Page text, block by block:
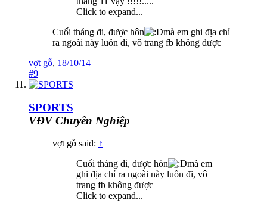
Click to expand...
Cuối tháng đi, được hôn
mà em ghi địa chỉ
ra ngoài này luôn đi, vô trang fb không được
vợt gỗ, 18/10/14
#9
SPORTS
VĐV Chuyên Nghiệp
vợt gỗ said: ↑
Cuối tháng đi, được hôn
mà em
ghi địa chỉ ra ngoài này luôn đi, vô
trang fb không được
Click to expand...